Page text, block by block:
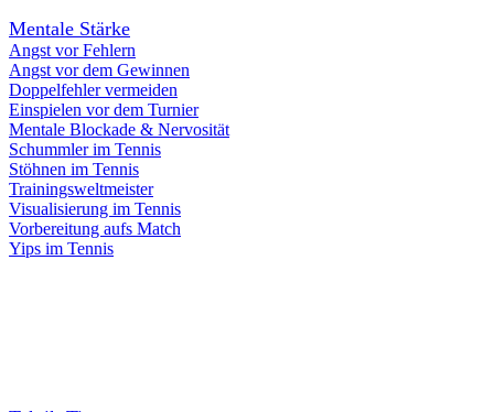
Mentale Stärke
Angst vor Fehlern
Angst vor dem Gewinnen
Doppelfehler vermeiden
Einspielen vor dem Turnier
Mentale Blockade & Nervosität
Schummler im Tennis
Stöhnen im Tennis
Trainingsweltmeister
Visualisierung im Tennis
Vorbereitung aufs Match
Yips im Tennis